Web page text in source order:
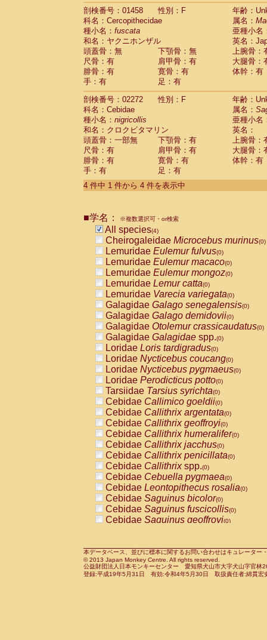
AtelidaeAlouatta fusca
AtelidaeAlouatta seniculus
AtelidaeAlouatta
Atelidae Ateles belzebuth
Atelidae Ateles geoffroyi
Atelidae Ateles paniscus
Atelidae Atelesspp.
Atelidae Lagothrix lagothricha
AtelidaeLagothrix lagothricha cana(0)
Pitheciidae
Cacajao calvus
Pitheciidae
Callicebus cupreus(0)
Pitheciidae Callicebus donacophilus(0)
PitheciidaeCallicebus moloch(0)
Pitheciidae Callicebus torquatus(0)
Pitheciidae Callicebus
Pitheciidae Chiropotes satanas
Pitheciidae Pithecia monachus
PitheciidaePithecia pithecia
CercopithecidaeCercocebus
Cercopithecidae
CercopithecidaeCercocebus
CercopithecidaeCercocebus
CercopithecidaeCercocebusspp.
CercopithecidaeLophocebus
CercopithecidaePapio anubis
CercopithecidaePapio cynocephalus
CercopithecidaePapio hamadryas
CercopithecidaePapio papio(0)
CercopithecidaePapiospp.(0)
CercopithecidaeMandrillus
CercopithecidaeMandrillus sphinx
CercopithecidaeTheropithecus
CercopithecidaeMacaca arctoides
CercopithecidaeMacaca assamensis
Cercopithecidae Macaca
CercopithecidaeMacaca cyclopis
CercopithecidaeMacaca fascicularis
CercopithecidaeMacaca fuscaca
CercopithecidaeMacaca fuscata
CercopithecidaeMacaca fuscata
CercopithecidaeMacaca maura
CercopithecidaeMacaca mulatta
CercopithecidaeMacaca nemestrina
CercopithecidaeMacaca nigra(0)
CercopithecidaeMacaca radiata
CercopithecidaeMacaca silenus
CercopithecidaeMacaca sinica
CercopithecidaeMacaca tonkeana(0)
CercopithecidaeMacacahybrid(0)
CercopithecidaeMacaca spp.(0)
剖検番号：01458
性別：F
年齢：
科名：Cercopithecidae
属名：
種小名： fuscata
亜種小名
和名：ヤクニホンザル
英名：
頭蓋骨：無
下顎骨：無
上腕骨：
尺骨：有
肩甲骨：有
大腿骨：
腓骨：有
寛骨：有
体幹：有
手：有
足：有
剖検番号：02272
性別：F
年齢：
科名：Cebidae
属名：
種小名： nigricollis
亜種小名
和名：クロクビタマリン
英名：
頭蓋骨：一部無
下顎骨：有
上腕骨：
尺骨：有
肩甲骨：有
大腿骨：
腓骨：有
寛骨：有
体幹：有
手：有
足：有
4 件中 1 件から 4 件を表示中
■学名： ※複数選択可・or検索
All species(4)
Cheirogaleidae Microcebus murinus(0)
Lemuridae Eulemur fulvus(0)
Lemuridae Eulemur macaco(0)
Lemuridae Eulemur mongoz(0)
Lemuridae Lemur catta(0)
Lemuridae Varecia variegata(0)
Galagidae Galago senegalensis(0)
Galagidae Galago demidovii(0)
Galagidae Otolemur crassicaudatus(0)
Galagidae Galagidae spp.(0)
Loridae Loris tardigradus(0)
Loridae Nycticebus coucang(0)
Loridae Nycticebus pygmaeus(0)
Loridae Perodicticus potto(0)
Tarsiidae Tarsius syrichta(0)
Cebidae Callimico goeldii(0)
Cebidae Callithrix argentata(0)
Cebidae Callithrix geoffroyi(0)
Cebidae Callithrix humeralifer(0)
Cebidae Callithrix jacchus(0)
Cebidae Callithrix penicillata(0)
Cebidae Callithrixspp.(0)
Cebidae Cebuella pygmaea(0)
Cebidae Leontopithecus rosalia(0)
Cebidae Saguinus bicolor(0)
Cebidae Saguinus fuscicollis(0)
Cebidae Saguinus geoffroyi(0)
CebidaeSaguinus leucopus(0)
CebidaeSaguinus midas(0)
Cebidae Saguinus mystax(0)
本データベース、並びに標本に関するお問い合わせはキュレータ
© 2013 Japan Monkey Centre. All rights reserved.
公益財団法人日本モンキーセンター 愛知県犬山市大字犬山字官
登録:平成19年5月31日 有効:令和4年5月30日 取扱責任者:綿貫宏